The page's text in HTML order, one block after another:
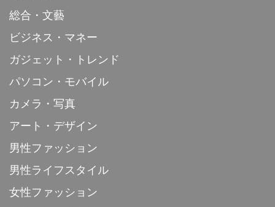
総合・文藝
ビジネス・マネー
ガジェット・トレンド
パソコン・モバイル
カメラ・写真
アート・デザイン
男性ファッション
男性ライフスタイル
女性ファッション